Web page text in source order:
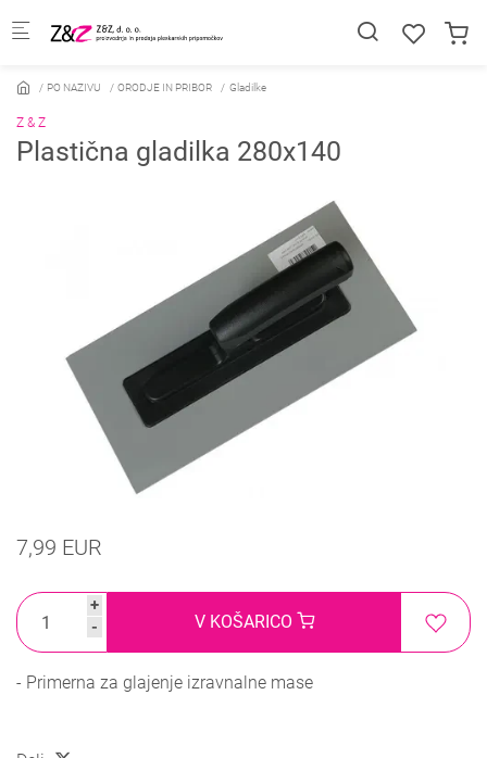
PO NAZIVU ORODJE IN PRIBOR Gladilke
Z & Z
Plastična gladilka 280x140
7,99 EUR
+
-
V KOŠARICO
- Primerna za glajenje izravnalne mase